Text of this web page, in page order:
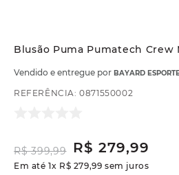
Blusão Puma Pumatech Crew
Vendido e entregue por BAYARD
REFERÊNCIA:0871550002
R$ 399,99 R$ 279,99
Em até1x R$ 279,99 sem juros